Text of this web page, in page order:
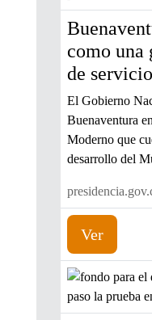
como una
de
El Gobierno
Buenaventura
Moderno que
desarrollo del
Ver